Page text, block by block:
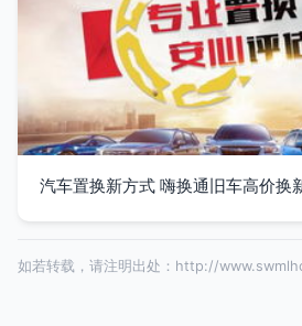
汽车置换新方式 嗨换通旧车高价换
如若转载，请注明出处：http://